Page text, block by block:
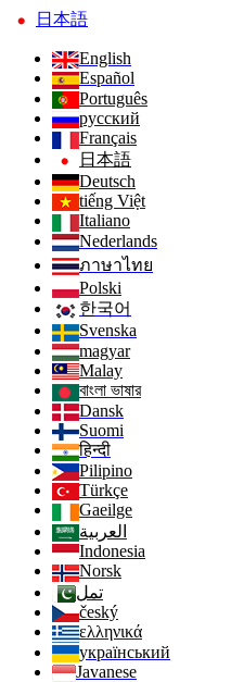
日本語
English
Español
Português
русский
Français
日本語
Deutsch
tiếng Việt
Italiano
Nederlands
ภาษาไทย
Polski
한국어
Svenska
magyar
Malay
বাংলা ভাষার
Dansk
Suomi
हिन्दी
Pilipino
Türkçe
Gaeilge
العربية
Indonesia
Norsk‎
تمل
český
ελληνικά
український
Javanese